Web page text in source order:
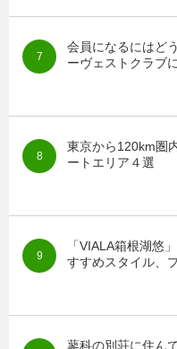
会員になるにはど
ーヴェストクラブ
東京から120km圏
ートエリア４選
「VIALA箱根湖悠
すすめスタイル、
蓼科の別荘に住ん